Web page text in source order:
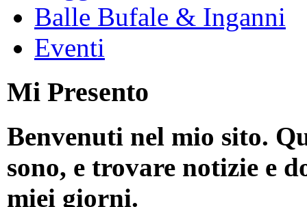
Balle Bufale & Inganni
Eventi
Mi Presento
Benvenuti nel mio sito.
sono, e trovare notizie e
miei giorni.